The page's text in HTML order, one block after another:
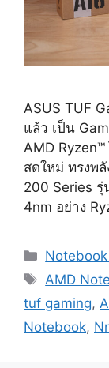
ASUS TUF
แล้ว เป็น
AMD
สดใหม่ ทรงพ
200 Series รุ่
4nm อย่าง
Tags
AMD
tuf gaming,
Notebook,